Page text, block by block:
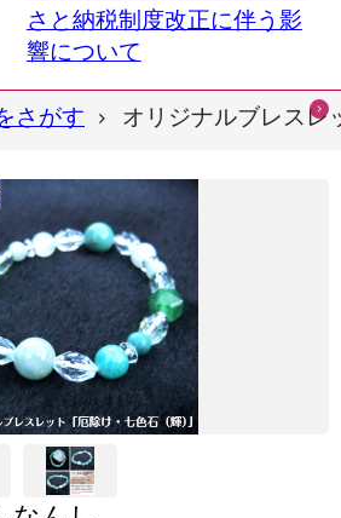
さと納税制度改正に伴う影
響について
さがす オリジナルブレスレ